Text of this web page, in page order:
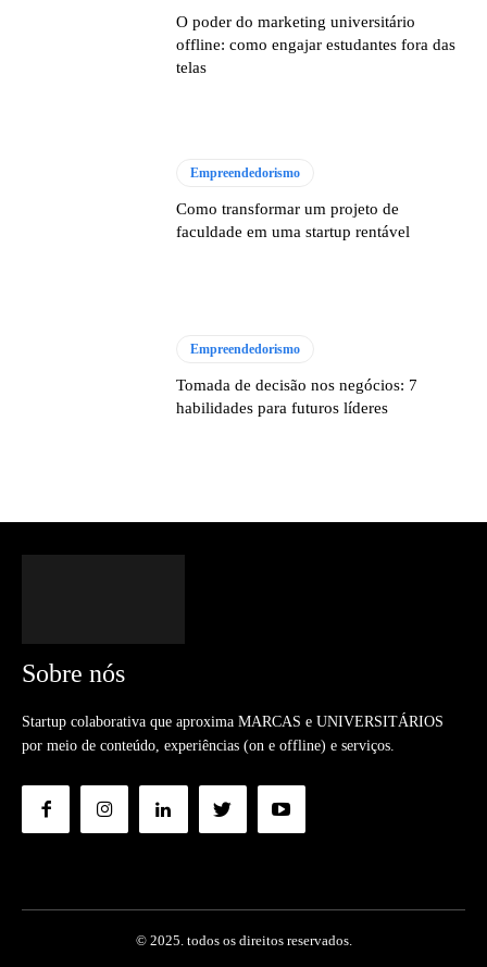
O poder do marketing universitário
offline: como engajar estudantes fora das
telas
Empreendedorismo
Como transformar um projeto de
faculdade em uma startup rentável
Empreendedorismo
Tomada de decisão nos negócios: 7
habilidades para futuros líderes
Sobre nós
Startup colaborativa que aproxima MARCAS e UNIVERSITÁRIOS
por meio de conteúdo, experiências (on e offline) e serviços.
© 2025. todos os direitos reservados.